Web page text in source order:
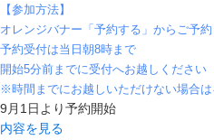
【参加方法】
オレンジバナー「予約する」からご予
予約受付は当日朝8時まで
開始5分前までに受付へお越しください
※時間までにお越しいただけない場合
9月1日より予約開始
内容を見る